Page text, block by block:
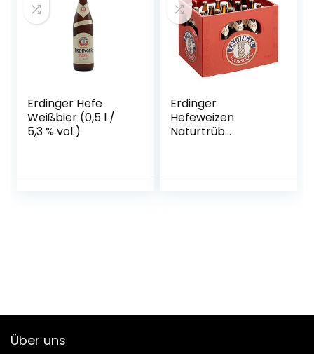
Erdinger Hefe
Weißbier (0,5 l /
5,3 % vol.)
Erdinger
Hefeweizen
Naturtrüb
Über uns